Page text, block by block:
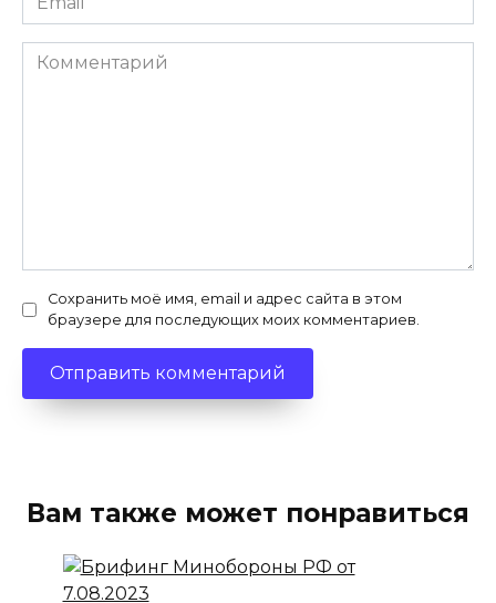
*
Комментарий
Сохранить моё имя, email и адрес сайта в этом
браузере для последующих моих комментариев.
Вам также может понравиться